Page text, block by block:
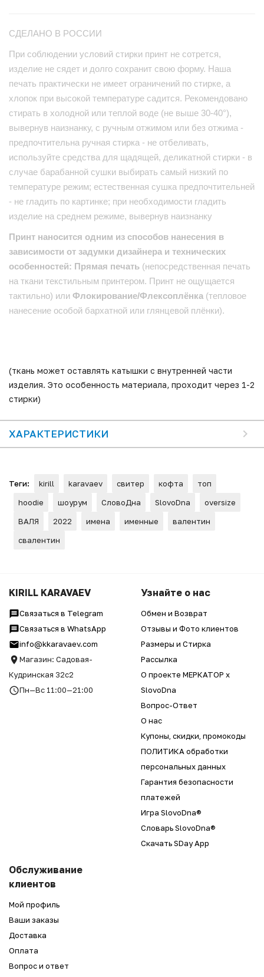
СДЕЛАНО В РОССИИ
При соблюдении условий стирки принт не сотрется,
изделие не сядет и долго сохранит свою форму. Наша
печать практически не имеет ограничений по стирке, а
хлопок при высокой температуре садится. Рекомендовано
стирать в холодной или теплой воде (не выше 30-40°),
вывернув наизнанку, с ручным отжимом или без отжима -
предпочтительна ручная стирка - не отбеливать,
используйте средства для щадящей, деликатной стирки - в
случае барабанной сушки выбирать самый низкий по
температуре режим; естественная сушка предпочтительней
- не гладить по картинке; при необходимости гладить
изделие на среднем режиме, вывернув наизнанку
Принт наносится одним из способов нанесения в
зависимости от задумки дизайнера и технических
особенностей: Прямая печать (непосредственная печать
на ткани текстильным принтером. Принт не ощущается
тактильно) или Флокирование/Флексоплёнка (тепловое
нанесение особой бархатной или глянцевой плёнки).
(ткань может оставлять катышки с внутренней части
изделия. Это особенность материала, проходит через 1-2
стирки)
ХАРАКТЕРИСТИКИ
Теги: kirill karavaev свитер кофта
топ
hoodie
шоурум СловоДна SlovoDna
oversize
ВАЛЯ
2022 имена именные
валентин
свалентин
KIRILL KARAVAEV
Связаться в Telegram
Связаться в WhatsApp
info@kkaravaev.com
Магазин: Садовая-
Кудринская 32с2
Пн—Вс 11:00—21:00
Узнайте о нас
Обмен и Возврат
Отзывы и Фото клиентов
Размеры и Стирка
Рассылка
О проекте МЕРКАТОР x
SlovoDna
Вопрос-Ответ
О нас
Купоны, скидки, промокоды
ПОЛИТИКА обработки
персональных данных
Гарантия безопасности
платежей
Игра SlovoDna®
Словарь SlovoDna®
Скачать SDay App
Обслуживание
клиентов
Мой профиль
Ваши заказы
Доставка
Оплата
Вопрос и ответ